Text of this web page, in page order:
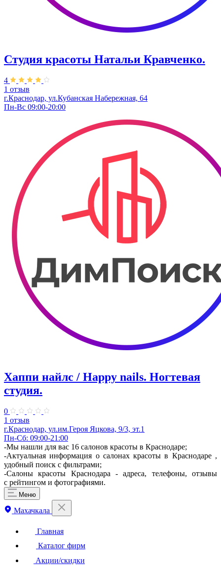
Студия красоты Натальи Кравченко.
4
1 отзыв
г.Краснодар, ул.Кубанская Набережная, 64
Пн-Вс 09:00-20:00
Хаппи найлс / Happy nails. Ногтевая
студия.
0
1 отзыв
г.Краснодар, ул.им.Героя Яцкова, 9/3,​ эт.1
Пн-Сб: 09:00-21:00
-Мы нашли для вас 16 салонов красоты в Краснодаре;
-Актуальная информация о салонах красоты в Краснодаре ,
удобный поиск с фильтрами;
-Салоны красоты Краснодара - адреса, телефоны, отзывы
с рейтингом и фотографиями.
Меню
Махачкала
Главная
Каталог фирм
Акции/скидки